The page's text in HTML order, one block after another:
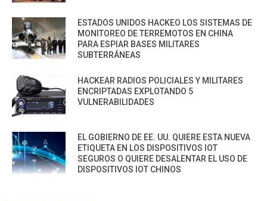
ESTADOS UNIDOS HACKEO LOS SISTEMAS DE
MONITOREO DE TERREMOTOS EN CHINA
PARA ESPIAR BASES MILITARES
SUBTERRÁNEAS
HACKEAR RADIOS POLICIALES Y MILITARES
ENCRIPTADAS EXPLOTANDO 5
VULNERABILIDADES
EL GOBIERNO DE EE. UU. QUIERE ESTA NUEVA
ETIQUETA EN LOS DISPOSITIVOS IOT
SEGUROS O QUIERE DESALENTAR EL USO DE
DISPOSITIVOS IOT CHINOS